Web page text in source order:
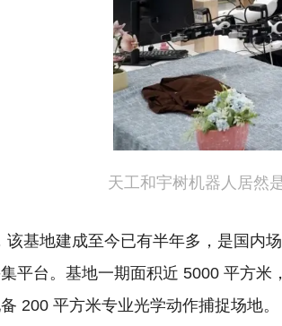
天工和宇树机器人居然
该基地建成至今已有半年多，是国内
平台。基地一期面积近 5000 平方
200 平方米专业光学动作捕捉场地。